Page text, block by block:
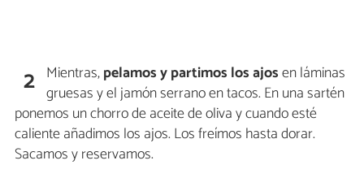
2 Mientras,pelamos y partimos los ajosen láminas
gruesas y el jamón serrano en tacos. En una sartén
ponemos un chorro de aceite de oliva y cuando esté
caliente añadimos los ajos. Los freímos hasta dorar.
Sacamos y reservamos.